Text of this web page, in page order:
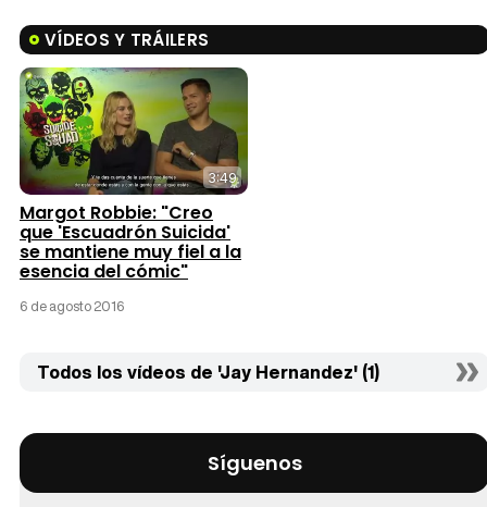
VÍDEOS Y TRÁILERS
3:49
Margot Robbie: "Creo
que 'Escuadrón Suicida'
se mantiene muy fiel a la
esencia del cómic"
6 de agosto 2016
Todos los vídeos de 'Jay Hernandez' (1)
Síguenos